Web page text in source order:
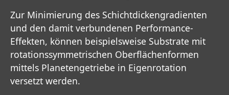
Zur Minimierung des Schichtdickengradienten
und den damit verbundenen Performance-
Effekten, können beispielsweise Substrate mit
rotationssymmetrischen Oberflächenformen
mittels Planetengetriebe in Eigenrotation
versetzt werden.